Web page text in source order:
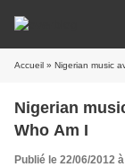
Accueil » Nigerian music
Nigerian
Who Am I
Publié le 22/06/2012